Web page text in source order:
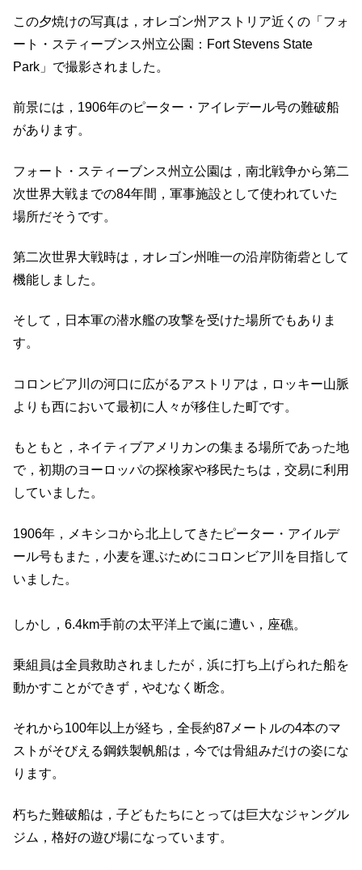
この夕焼けの写真は，オレゴン州アストリア近くの「フォ
ート・スティーブンス州立公園：Fort Stevens State
Park」で撮影されました。
前景には，1906年のピーター・アイレデール号の難破船
があります。
フォート・スティーブンス州立公園は，南北戦争から第二
次世界大戦までの84年間，軍事施設として使われていた
場所だそうです。
第二次世界大戦時は，オレゴン州唯一の沿岸防衛砦として
機能しました。
そして，日本軍の潜水艦の攻撃を受けた場所でもありま
す。
コロンビア川の河口に広がるアストリアは，ロッキー山脈
よりも西において最初に人々が移住した町です。
もともと，ネイティブアメリカンの集まる場所であった地
で，初期のヨーロッパの探検家や移民たちは，交易に利用
していました。
1906年，メキシコから北上してきたピーター・アイルデ
ール号もまた，小麦を運ぶためにコロンビア川を目指して
いました。
しかし，6.4km手前の太平洋上で嵐に遭い，座礁。
乗組員は全員救助されましたが，浜に打ち上げられた船を
動かすことができず，やむなく断念。
それから100年以上が経ち，全長約87メートルの4本のマ
ストがそびえる鋼鉄製帆船は，今では骨組みだけの姿にな
ります。
朽ちた難破船は，子どもたちにとっては巨大なジャングル
ジム，格好の遊び場になっています。